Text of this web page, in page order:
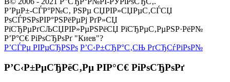
Р’РµР±-СЃР°Р№С‚ РЅРµ СЏРІР»СЏРµС‚СЃСЏ
РѕСЃРЅРѕРІР°РЅРёРµРј РґР»СЏ
РїСЂРµРґСЉСЏРІР»РµРЅРёСЏ РїСЂРµС‚РµРЅР·РёР№
Р’Р°С€ РіРѕСЂРѕРґ "Киев"?
Р’СЃРµ РІРµСЂРЅРѕ Р’С‹Р±СЂР°С‚СЊ РґСЂСѓРіРѕР№
Р’С‹Р±РµСЂРёС‚Рµ РІР°С€ РіРѕСЂРѕРґ